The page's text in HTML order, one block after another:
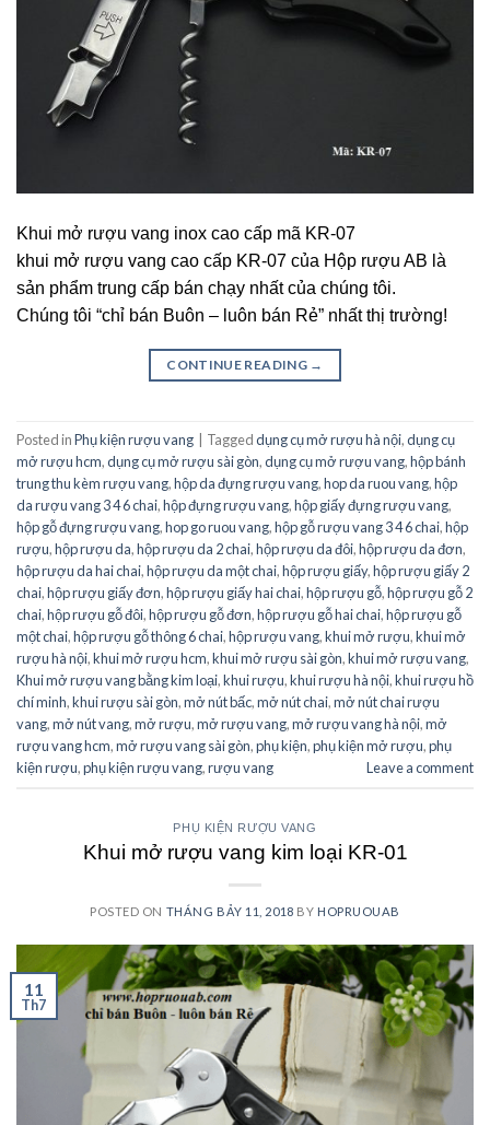
Khui mở rượu vang inox cao cấp mã KR-07
khui mở rượu vang cao cấp KR-07 của Hộp rượu AB là
sản phẩm trung cấp bán chạy nhất của chúng tôi.
Chúng tôi “chỉ bán Buôn – luôn bán Rẻ” nhất thị trường!
CONTINUE READING →
Posted inPhụ kiện rượu vang Taggeddụng cụ mở rượu hà nội,dụng cụ
mở rượu hcm,dụng cụ mở rượu sài gòn,dụng cụ mở rượu vang,hộp bánh
trung thu kèm rượu vang,hộp da đựng rượu vang,hop da ruou vang,hộp
da rượu vang 3 4 6 chai,hộp đựng rượu vang,hộp giấy đựng rượu vang,
hộp gỗ đựng rượu vang,hop go ruou vang,hộp gỗ rượu vang 3 4 6 chai,hộp
rượu,hộp rượu da,hộp rượu da 2 chai,hộp rượu da đôi,hộp rượu da đơn,
hộp rượu da hai chai,hộp rượu da một chai,hộp rượu giấy,hộp rượu giấy 2
chai,hộp rượu giấy đơn,hộp rượu giấy hai chai,hộp rượu gỗ,hộp rượu gỗ 2
chai,hộp rượu gỗ đôi,hộp rượu gỗ đơn,hộp rượu gỗ hai chai,hộp rượu gỗ
một chai,hộp rượu gỗ thông 6 chai,hộp rượu vang,khui mở rượu,khui mở
rượu hà nội,khui mở rượu hcm,khui mở rượu sài gòn,khui mở rượu vang,
Khui mở rượu vang bằng kim loại,khui rượu,khui rượu hà nội,khui rượu hồ
chí minh,khui rượu sài gòn,mở nút bấc,mở nút chai,mở nút chai rượu
vang,mở nút vang,mở rượu,mở rượu vang,mở rượu vang hà nội,mở
rượu vang hcm,mở rượu vang sài gòn,phụ kiện,phụ kiện mở rượu,phụ
kiện rượu,phụ kiện rượu vang,rượu vang Leave a comment
PHỤ KIỆN RƯỢU VANG
Khui mở rượu vang kim loại KR-01
POSTED ON THÁNG BẢY 11, 2018 BY HOPRUOUAB
11
Th7